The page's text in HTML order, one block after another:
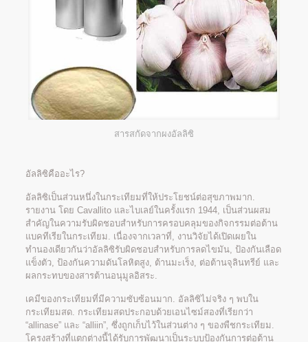
สารสกัดจากผงอัลลิซิ
อัลลิซิคืออะไร?
อัลลิซิเป็นส่วนหนึ่งในกระเทียมที่ให้ประโยชน์ต่อสุขภาพมาก.
รายงาน โดย Cavallito และไบเลย์ในครั้งแรก 1944, เป็นส่วนผสม
สำคัญในความรับผิดชอบสำหรับการครอบคลุมของกิจกรรมต่อต้าน
แบคทีเรียในกระเทียม. เนื่องจากเวลาที่, งานวิจัยได้เปิดเผยใน
ทำนองเดียวกันว่าอัลลิซิรับผิดชอบสำหรับการลดไขมัน, ป้องกันเลือด
แข็งตัว, ป้องกันความดันโลหิตสูง, ต้านมะเร็ง, ต่อต้านจุลินทรีย์ และ
ผลกระทบของสารต้านอนุมูลอิสระ.
เคมีของกระเทียมที่มีความซับซ้อนมาก. อัลลิซิไม่จริง ๆ พบใน
กระเทียมสด. กระเทียมสดประกอบด้วยเอนไซม์สองที่เรียกว่า
“allinase” และ “alliin”, ซึ่งถูกเก็บไว้ในส่วนต่าง ๆ ของพืชกระเทียม.
โครงสร้างที่แตกต่างนี้ได้รับการพัฒนาเป็นระบบป้องกันการต่อต้าน